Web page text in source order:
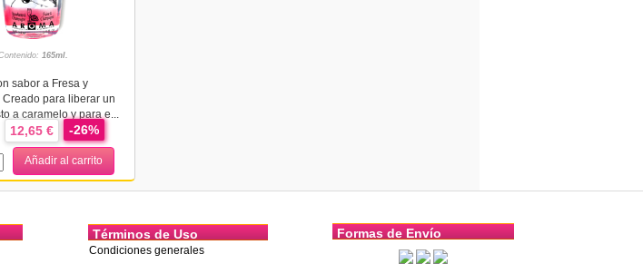
165ml.
sabor a Fresa y
para liberar un
a caramelo y para e...
12,65 € -26%
Añadir al carrito
Términos de Uso
Condiciones generales
Formas de Envío